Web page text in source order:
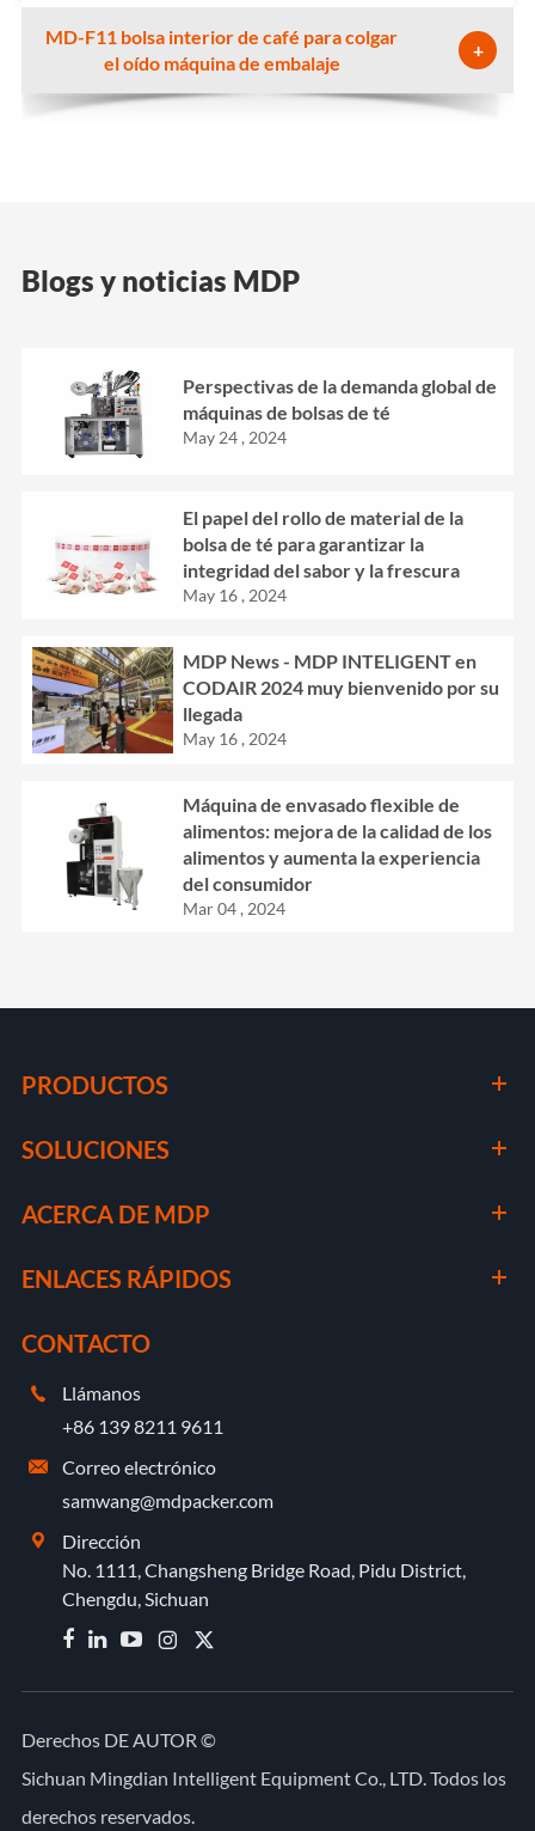
MD-F11 bolsa interior de café para colgar
el oído máquina de embalaje
+
Blogs y noticias MDP
Perspectivas de la demanda global de
máquinas de bolsas de té
May 24 , 2024
El papel del rollo de material de la
bolsa de té para garantizar la
integridad del sabor y la frescura
May 16 , 2024
MDP News - MDP INTELIGENT en
CODAIR 2024 muy bienvenido por su
llegada
May 16 , 2024
Máquina de envasado flexible de
alimentos: mejora de la calidad de los
alimentos y aumenta la experiencia
del consumidor
Mar 04 , 2024
PRODUCTOS
SOLUCIONES
ACERCA DE MDP
ENLACES RÁPIDOS
CONTACTO

Llámanos
+86 139 8211 9611

Correo electrónico
samwang@mdpacker.com

Dirección
No. 1111, Changsheng Bridge Road, Pidu District,
Chengdu, Sichuan
 
Derechos DE AUTOR ©
Sichuan Mingdian Intelligent Equipment Co., LTD. Todos los
derechos reservados.